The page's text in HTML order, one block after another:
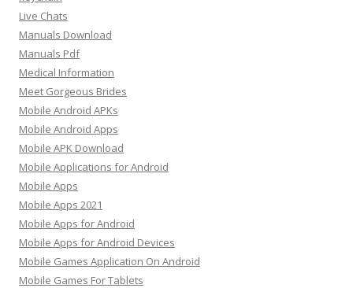
Live Chats
Manuals Download
Manuals Pdf
Medical Information
Meet Gorgeous Brides
Mobile Android APKs
Mobile Android Apps
Mobile APK Download
Mobile Applications for Android
Mobile Apps
Mobile Apps 2021
Mobile Apps for Android
Mobile Apps for Android Devices
Mobile Games Application On Android
Mobile Games For Tablets